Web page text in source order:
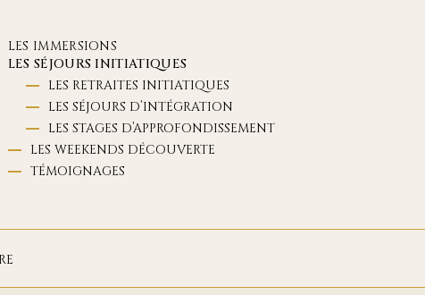
LES IMMERSIONS
LES SÉJOURS INITIATIQUES
LES RETRAITES INITIATIQUES
LES SÉJOURS D’INTÉGRATION
LES STAGES D’APPROFONDISSEMENT
LES WEEKENDS DÉCOUVERTE
TÉMOIGNAGES